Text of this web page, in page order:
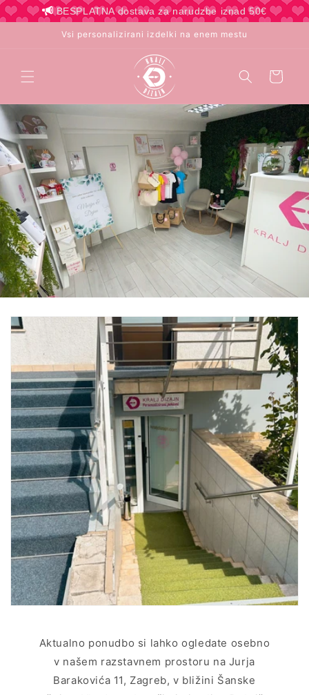
BESPLATNA dostava za narudzbe iznad 50€
Preskoči
na
Vsi personalizirani izdelki na enem mestu
Košara
Aktualno ponudbo si lahko ogledate osebno
v našem razstavnem prostoru na Jurja
Barakovića 11, Zagreb, v bližini Šanske